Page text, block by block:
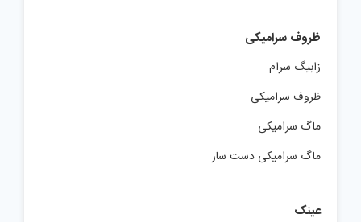
ظروف سرامیکی
زابیگ سرام
ظروف سرامیکی
ماگ سرامیکی
ماگ سرامیکی دست ساز
عینک